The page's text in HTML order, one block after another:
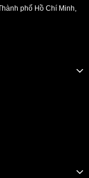
phố Hồ Chí Minh,